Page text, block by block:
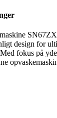
design for
fokus på